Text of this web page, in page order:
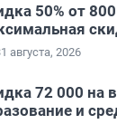
50% от
августа, 2026
72 000 на
и